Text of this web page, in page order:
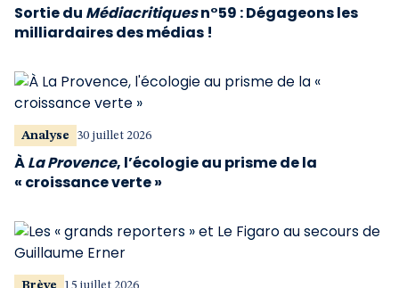
Sortie du Médiacritiquesn°59 : Dégageons les
milliardaires des médias !
Analyse 30 juillet 2026
ÀLa Provence, l’écologie au prisme de la
« croissance verte »
Brève 15 juillet 2026